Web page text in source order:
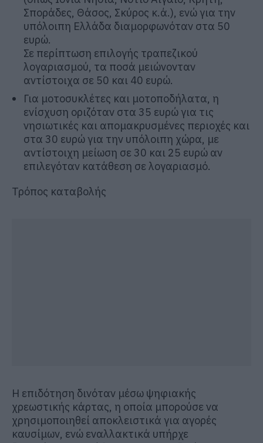
Σποράδες, Θάσος, Σκύρος κ.ά.), ενώ για την
υπόλοιπη Ελλάδα διαμορφωνόταν στα 50
ευρώ.
Σε περίπτωση επιλογής τραπεζικού
λογαριασμού, τα ποσά μειώνονταν
αντίστοιχα σε 50 και 40 ευρώ.
Για μοτοσυκλέτες και μοτοποδήλατα, η
ενίσχυση οριζόταν στα 35 ευρώ για τις
νησιωτικές και απομακρυσμένες περιοχές και
στα 30 ευρώ για την υπόλοιπη χώρα, με
αντίστοιχη μείωση σε 30 και 25 ευρώ αν
επιλεγόταν κατάθεση σε λογαριασμό.
Τρόπος καταβολής
Η επιδότηση δινόταν μέσω ψηφιακής
χρεωστικής κάρτας, η οποία μπορούσε να
χρησιμοποιηθεί αποκλειστικά για αγορές
καυσίμων, ενώ εναλλακτικά υπήρχε